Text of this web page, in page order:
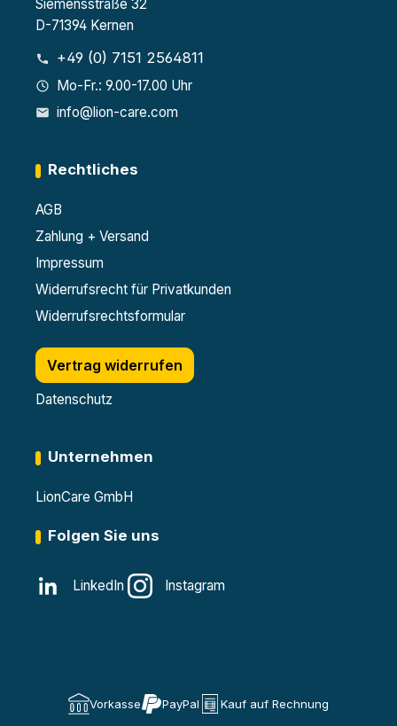
Siemensstraße 32
D-71394 Kernen
+49 (0) 7151 2564811
Mo-Fr.: 9.00-17.00 Uhr
info@lion-care.com
Rechtliches
AGB
Zahlung + Versand
Impressum
Widerrufsrecht für Privatkunden
Widerrufsrechtsformular
Vertrag widerrufen
Datenschutz
Unternehmen
LionCare GmbH
Folgen Sie uns
LinkedIn Instagram
Vorkasse PayPal Kauf auf Rechnung